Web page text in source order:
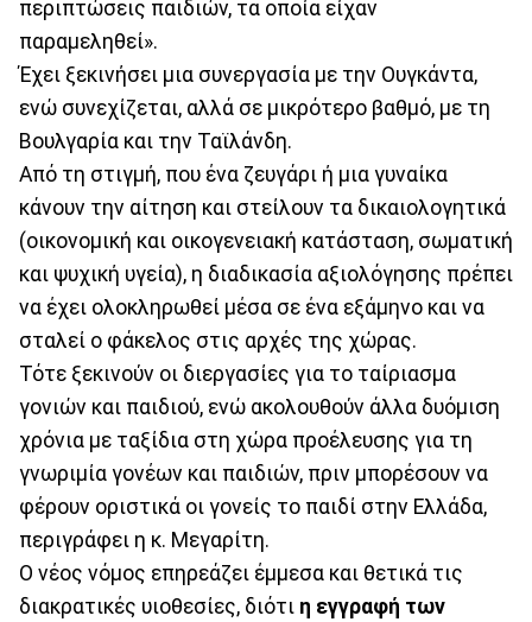
περιπτώσεις παιδιών, τα οποία είχαν
παραμεληθεί».
Έχει ξεκινήσει μια συνεργασία με την Ουγκάντα,
ενώ συνεχίζεται, αλλά σε μικρότερο βαθμό, με τη
Βουλγαρία και την Ταϊλάνδη.
Από τη στιγμή, που ένα ζευγάρι ή μια γυναίκα
κάνουν την αίτηση και στείλουν τα δικαιολογητικά
(οικονομική και οικογενειακή κατάσταση, σωματική
και ψυχική υγεία), η διαδικασία αξιολόγησης πρέπει
να έχει ολοκληρωθεί μέσα σε ένα εξάμηνο και να
σταλεί ο φάκελος στις αρχές της χώρας.
Τότε ξεκινούν οι διεργασίες για το ταίριασμα
γονιών και παιδιού, ενώ ακολουθούν άλλα δυόμιση
χρόνια με ταξίδια στη χώρα προέλευσης για τη
γνωριμία γονέων και παιδιών, πριν μπορέσουν να
φέρουν οριστικά οι γονείς το παιδί στην Ελλάδα,
περιγράφει η κ. Μεγαρίτη.
Ο νέος νόμος επηρεάζει έμμεσα και θετικά τις
διακρατικές υιοθεσίες, διότι η εγγραφή των